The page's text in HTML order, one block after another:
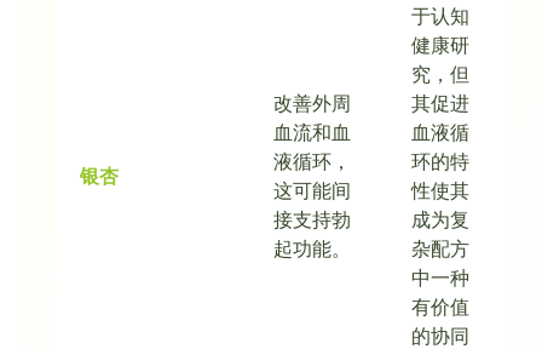
银杏
改善外周
血流和血
液循环，
这可能间
接支持勃
起功能。
于认知
健康研
究，但
其促进
血液循
环的特
性使其
成为复
杂配方
中一种
有价值
的协同